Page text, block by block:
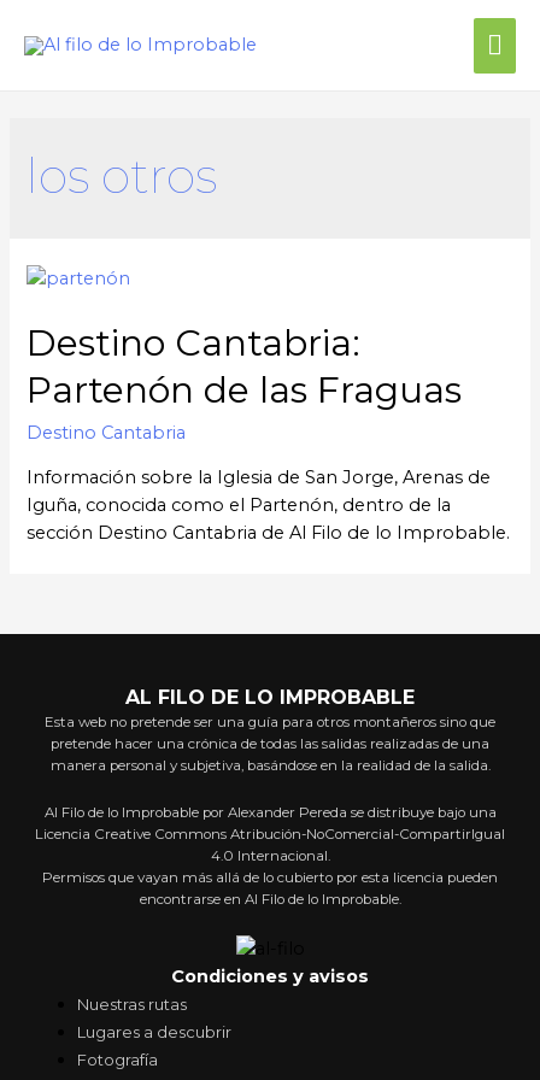
los otros
Destino Cantabria:
Partenón de las Fraguas
Destino Cantabria
Información sobre la Iglesia de San Jorge, Arenas de
Iguña, conocida como el Partenón, dentro de la
sección Destino Cantabria de Al Filo de lo Improbable.
AL FILO DE LO IMPROBABLE
Esta web no pretende ser una guía para otros montañeros sino que
pretende hacer una crónica de todas las salidas realizadas de una
manera personal y subjetiva, basándose en la realidad de la salida.
Al Filo de lo Improbable por Alexander Pereda se distribuye bajo una
Licencia Creative Commons Atribución-NoComercial-CompartirIgual
4.0 Internacional.
Permisos que vayan más allá de lo cubierto por esta licencia pueden
encontrarse en Al Filo de lo Improbable.
Condiciones y avisos
Nuestras rutas
Lugares a descubrir
Fotografía